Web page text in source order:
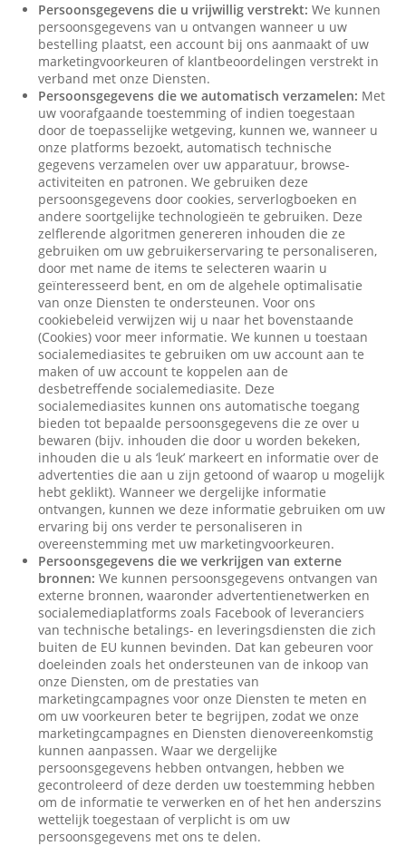
Persoonsgegevens die u vrijwillig verstrekt: We kunnen
persoonsgegevens van u ontvangen wanneer u uw
bestelling plaatst, een account bij ons aanmaakt of uw
marketingvoorkeuren of klantbeoordelingen verstrekt in
verband met onze Diensten.
Persoonsgegevens die we automatisch verzamelen: Met
uw voorafgaande toestemming of indien toegestaan
door de toepasselijke wetgeving, kunnen we, wanneer u
onze platforms bezoekt, automatisch technische
gegevens verzamelen over uw apparatuur, browse-
activiteiten en patronen. We gebruiken deze
persoonsgegevens door cookies, serverlogboeken en
andere soortgelijke technologieën te gebruiken. Deze
zelflerende algoritmen genereren inhouden die ze
gebruiken om uw gebruikerservaring te personaliseren,
door met name de items te selecteren waarin u
geïnteresseerd bent, en om de algehele optimalisatie
van onze Diensten te ondersteunen. Voor ons
cookiebeleid verwijzen wij u naar het bovenstaande
(Cookies) voor meer informatie. We kunnen u toestaan
socialemediasites te gebruiken om uw account aan te
maken of uw account te koppelen aan de
desbetreffende socialemediasite. Deze
socialemediasites kunnen ons automatische toegang
bieden tot bepaalde persoonsgegevens die ze over u
bewaren (bijv. inhouden die door u worden bekeken,
inhouden die u als ‘leuk’ markeert en informatie over de
advertenties die aan u zijn getoond of waarop u mogelijk
hebt geklikt). Wanneer we dergelijke informatie
ontvangen, kunnen we deze informatie gebruiken om uw
ervaring bij ons verder te personaliseren in
overeenstemming met uw marketingvoorkeuren.
Persoonsgegevens die we verkrijgen van externe
bronnen: We kunnen persoonsgegevens ontvangen van
externe bronnen, waaronder advertentienetwerken en
socialemediaplatforms zoals Facebook of leveranciers
van technische betalings- en leveringsdiensten die zich
buiten de EU kunnen bevinden. Dat kan gebeuren voor
doeleinden zoals het ondersteunen van de inkoop van
onze Diensten, om de prestaties van
marketingcampagnes voor onze Diensten te meten en
om uw voorkeuren beter te begrijpen, zodat we onze
marketingcampagnes en Diensten dienovereenkomstig
kunnen aanpassen. Waar we dergelijke
persoonsgegevens hebben ontvangen, hebben we
gecontroleerd of deze derden uw toestemming hebben
om de informatie te verwerken en of het hen anderszins
wettelijk toegestaan of verplicht is om uw
persoonsgegevens met ons te delen.